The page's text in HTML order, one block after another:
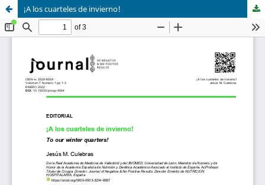
¡A los cuarteles de invierno!